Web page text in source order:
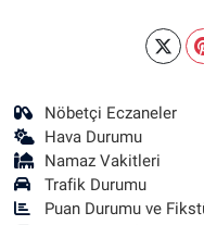
Nöbetçi Eczaneler
Hava Durumu
Namaz Vakitleri
Trafik Durumu
Puan Durumu ve